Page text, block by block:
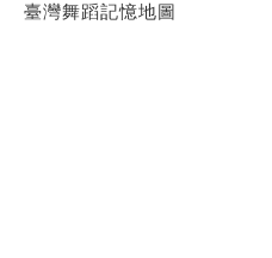
臺灣舞蹈記憶地圖